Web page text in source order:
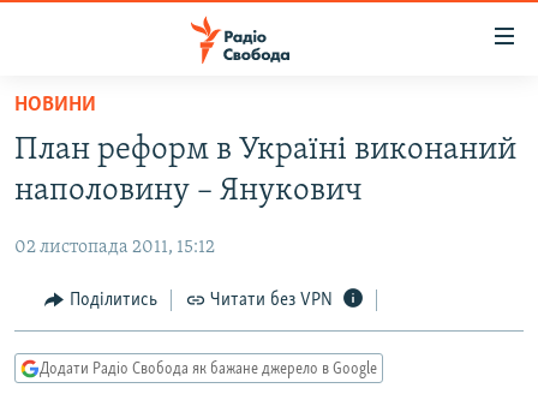
Перейти
основного
матеріалу
до
навігації
Перейти
до
РАДІО СВОБОДА – 70 РОКІВ
ВСЕ ЗА ДОБУ
ПОЛІТИКА
ЕКОНОМІКА
КУЛЬТУРА
ВІЙНА
РОСІЙСЬКА «ФІЛЬТРАЦІЯ»
КРИМ.РЕАЛІЇ
НОВИНИ
План реформ в Україні виконаний
наполовину – Янукович
02 листопада 2011, 15:12
Поділитись Читати без VPN
Додати Радіо Свобода як бажане джерело в Google